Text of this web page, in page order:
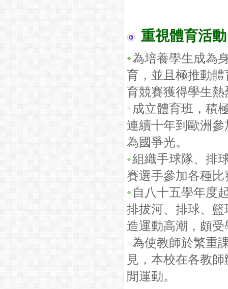
重視體育活
為培養學生成為
育，並且極推動
育競賽獲得學生熱
成立體育班，積
連續十年到歐洲
為國爭光。
組織手球隊、排
賽選手參加各種比
自八十五學年度
排拔河、排球、
造運動高潮，頗
為使教師於繁重
見，本校在各教
閒運動。